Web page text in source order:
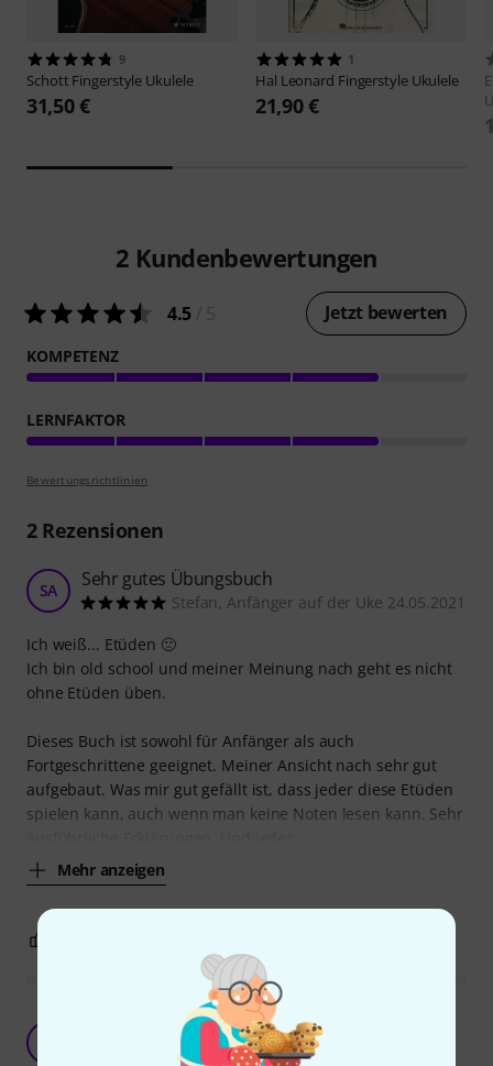
9
Schott Fingerstyle Ukulele
31,50 €
1
Hal Leonard Fingerstyle Ukulele
21,90 €
2 Kundenbewertungen
4.5 Jetzt bewerten
KOMPETENZ
LERNFAKTOR
Bewertungsrichtlinien
2Rezensionen
SA Sehr gutes Übungsbuch
Stefan, Anfänger auf der Uke 24.05.2021
Ich weiß... Etüden 🙁
Ich bin old school und meiner Meinung nach geht es nicht
ohne Etüden üben.
Dieses Buch ist sowohl für Anfänger als auch
Fortgeschrittene geeignet. Meiner Ansicht nach sehr gut
aufgebaut. Was mir gut gefällt ist, dass jeder diese Etüden
spielen kann, auch wenn man keine Noten lesen kann. Sehr
Mehr anzeigen
Guter Einstieg ins Fingerpicking. Ein paar sehr
schöne Stücke dabei.